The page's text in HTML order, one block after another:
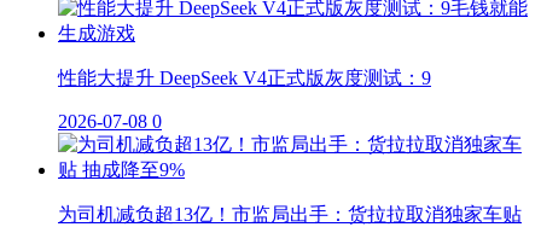
性能大提升 DeepSeek V4正式版灰度测试：9
2026-07-08 0
为司机减负超13亿！市监局出手：货拉拉取消独家车贴